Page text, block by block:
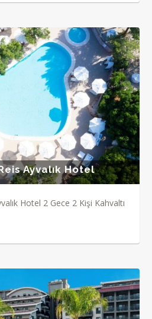
Ayvalık Hotel
Hotel 2 Gece 2 Kişi Kahvaltı